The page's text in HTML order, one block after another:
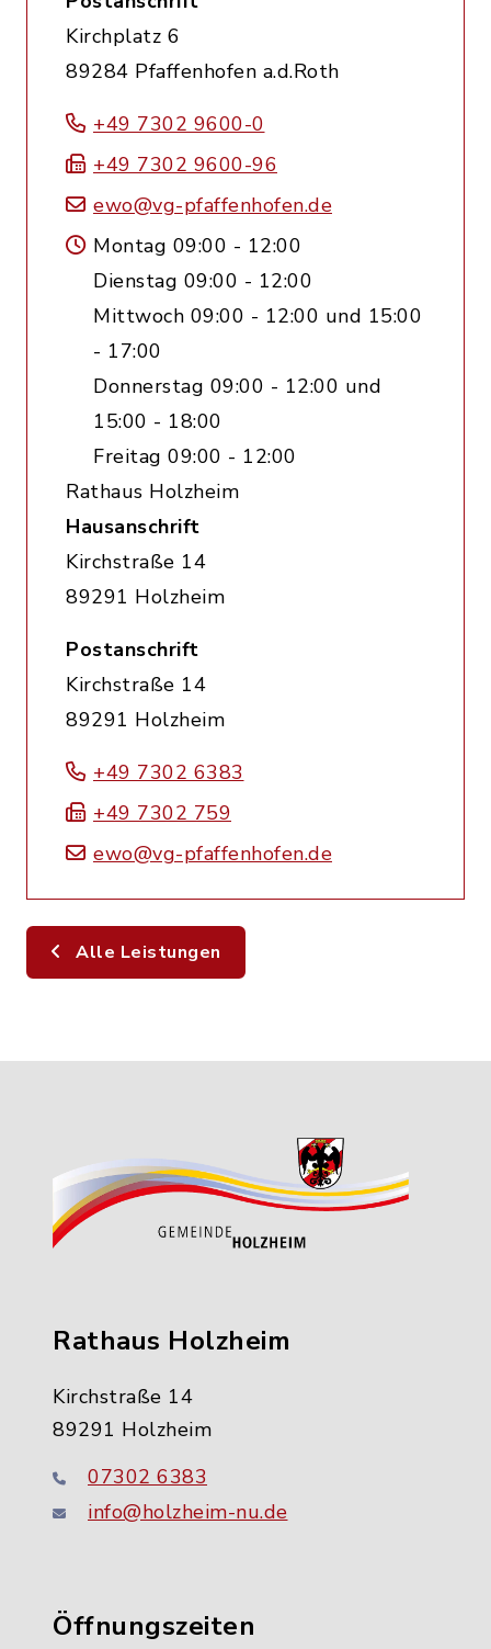
Kirchplatz 6
89284 Pfaffenhofen a.d.Roth
+49 7302 9600-0
+49 7302 9600-96
ewo@vg-pfaffenhofen.de
Montag 09:00 - 12:00
Dienstag 09:00 - 12:00
Mittwoch 09:00 - 12:00 und 15:00
- 17:00
Donnerstag 09:00 - 12:00 und
15:00 - 18:00
Freitag 09:00 - 12:00
Rathaus Holzheim
Hausanschrift
Kirchstraße 14
89291 Holzheim
Postanschrift
Kirchstraße 14
89291 Holzheim
+49 7302 6383
+49 7302 759
ewo@vg-pfaffenhofen.de
Alle Leistungen
Rathaus Holzheim
Kirchstraße 14
89291 Holzheim
07302 6383
info@holzheim-nu.de
Öffnungszeiten